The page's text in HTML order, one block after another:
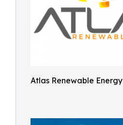
Atlas Renewable Energy